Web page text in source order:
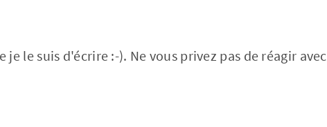
je le suis d'écrire :-). Ne vous privez pas de réagir avec